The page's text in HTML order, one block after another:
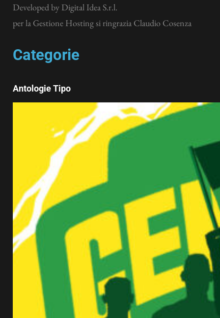
Developed by Digital Idea S.r.l.
per la Gestione Hosting si ringrazia Claudio Cosenza
Categorie
Antologie Tipo